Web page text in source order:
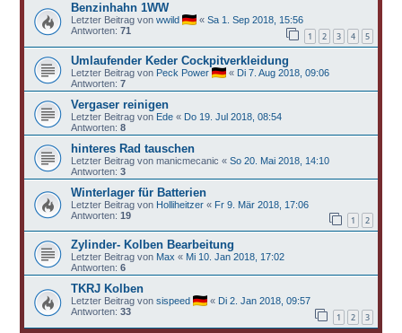
Benzinhahn 1WW
Letzter Beitrag von wwild « Sa 1. Sep 2018, 15:56
Antworten: 71 1 2 3 4 5
Umlaufender Keder Cockpitverkleidung
Letzter Beitrag von Peck Power « Di 7. Aug 2018, 09:06
Antworten: 7
Vergaser reinigen
Letzter Beitrag von Ede« Do 19. Jul 2018, 08:54
Antworten: 8
hinteres Rad tauschen
Letzter Beitrag von manicmecanic « So 20. Mai 2018, 14:10
Antworten: 3
Winterlager für Batterien
Letzter Beitrag von Holliheitzer« Fr 9. Mär 2018, 17:06
Antworten: 19 1 2
Zylinder- Kolben Bearbeitung
Letzter Beitrag von Max « Mi 10. Jan 2018, 17:02
Antworten: 6
TKRJ Kolben
Letzter Beitrag von sispeed « Di 2. Jan 2018, 09:57
Antworten: 33 1 2 3